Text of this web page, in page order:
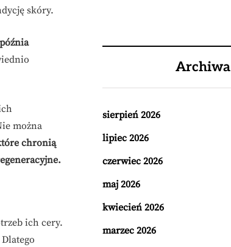
skóry.
można
chronią
ich cery.
Archiwa
sierpień 2026
lipiec 2026
czerwiec 2026
maj 2026
kwiecień 2026
marzec 2026